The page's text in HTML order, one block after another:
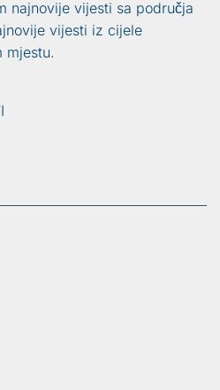
najnovije vijesti sa područja
vijesti iz cijele
mjestu.